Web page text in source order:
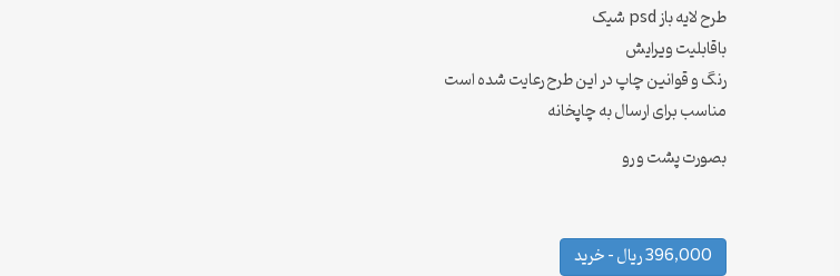
طرح لایه باز psd شیک
باقابلیت ویرایش
رنگ و قوانین چاپ در این طرح رعایت شده است
مناسب برای ارسال به چاپخانه
بصورت پشت و رو
396,000 ریال – خرید